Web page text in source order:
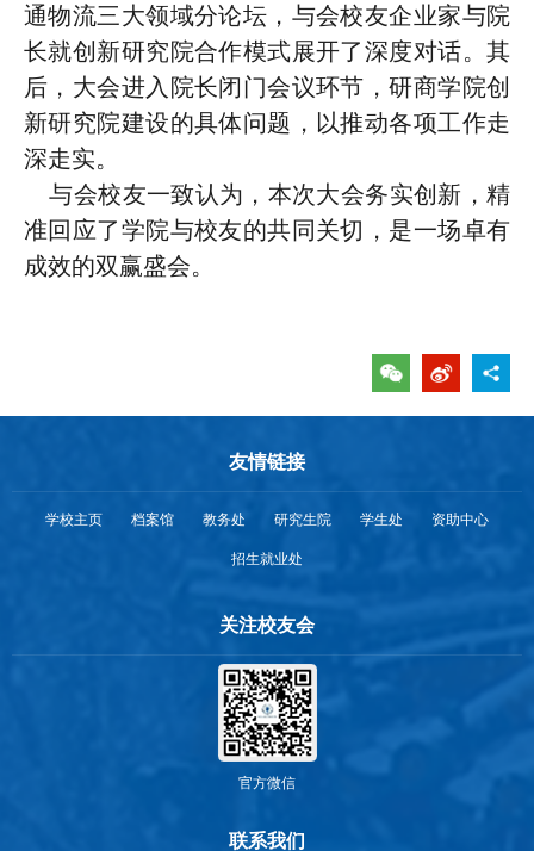
通物流三大领域分论坛，与会校友企业家与院
长就创新研究院合作模式展开了深度对话。其
后，大会进入院长闭门会议环节，研商学院创
新研究院建设的具体问题，以推动各项工作走
深走实。
与会校友一致认为，本次大会务实创新，精
准回应了学院与校友的共同关切，是一场卓有
成效的双赢盛会。
友情链接
学校主页 档案馆 教务处 研究生院 学生处 资助中心
招生就业处
关注校友会
官方微信
联系我们